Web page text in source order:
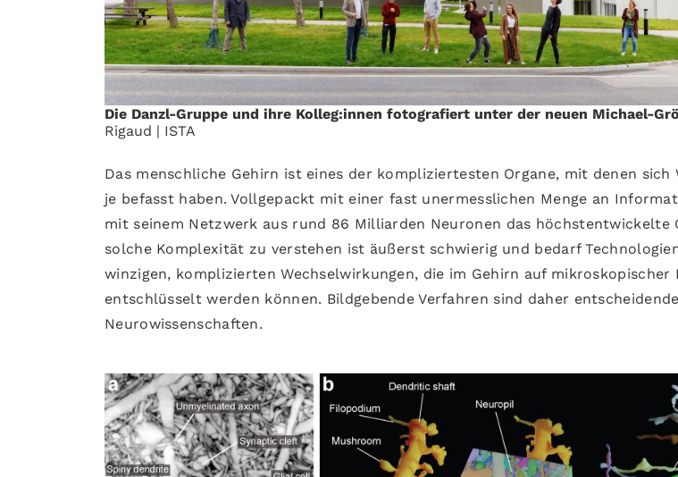
Die Danzl-Gruppe und ihre Kolleg:innen fotografiert unter der neuen Michael-
Rigaud | ISTA
Das menschliche Gehirn ist eines der kompliziertesten Organe, mit denen sich
je befasst haben. Vollgepackt mit einer fast unermesslichen Menge an
mit seinem Netzwerk aus rund 86 Milliarden Neuronen das höchstentwickelte
solche Komplexität zu verstehen ist äußerst schwierig und bedarf
winzigen, komplizierten Wechselwirkungen, die im Gehirn auf mikroskopischer
entschlüsselt werden können. Bildgebende Verfahren sind daher
Neurowissenschaften.